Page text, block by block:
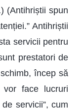
(Antihriștii spun
Antihriștii
servicii pentru
prestatori de
încep să
face lucruri
servicii”, cum